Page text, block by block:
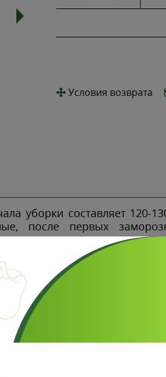
Условия возврата
уборки составляет 120-
после первых
Отзывы